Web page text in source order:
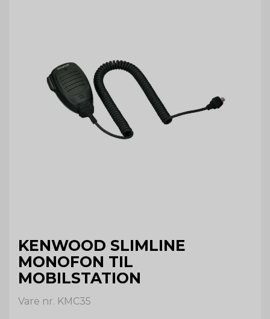
KENWOOD SLIMLINE
MONOFON TIL
MOBILSTATION
Vare nr. KMC35